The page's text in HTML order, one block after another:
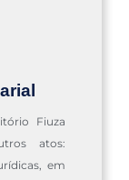
Fiuza
atos:
em